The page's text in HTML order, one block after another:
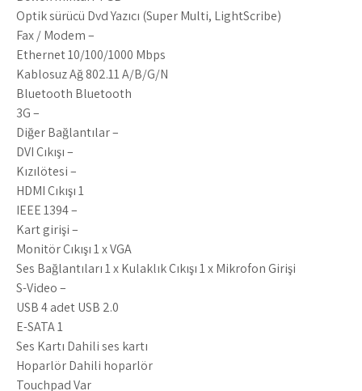
Optik sürücü Dvd Yazıcı (Super Multi, LightScribe)
Fax / Modem –
Ethernet 10/100/1000 Mbps
Kablosuz Ağ 802.11 A/B/G/N
Bluetooth Bluetooth
3G –
Diğer Bağlantılar –
DVI Çıkışı –
Kızılötesi –
HDMI Çıkışı 1
IEEE 1394 –
Kart girişi –
Monitör Çıkışı 1 x VGA
Ses Bağlantıları 1 x Kulaklık Çıkışı 1 x Mikrofon Girişi
S-Video –
USB 4 adet USB 2.0
E-SATA 1
Ses Kartı Dahili ses kartı
Hoparlör Dahili hoparlör
Touchpad Var